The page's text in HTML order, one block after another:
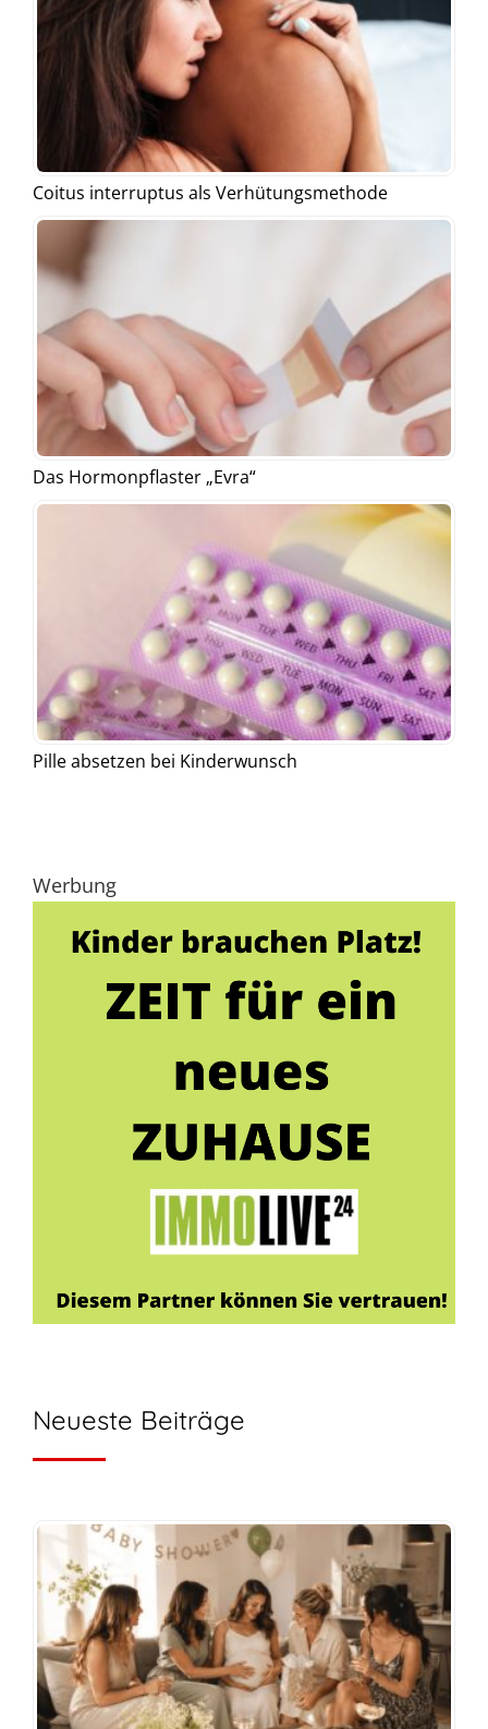
Coitus interruptus als Verhütungsmethode
Das Hormonpflaster „Evra“
Pille absetzen bei Kinderwunsch
Werbung
Neueste Beiträge